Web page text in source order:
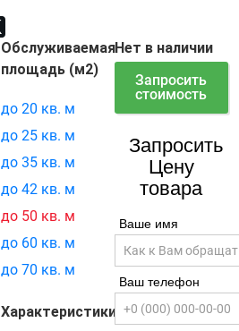
Нет в наличии
Запросить
стоимость
Запросить
Цену
товара
Ваше имя
Ваш телефон
Обслуживаемая
площадь (м2)
до 20 кв. м
до 25 кв. м
до 35 кв. м
до 42 кв. м
до 50 кв. м
до 60 кв. м
до 70 кв. м
Характеристики